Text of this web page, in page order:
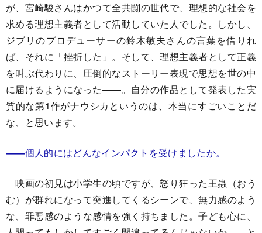
が、宮崎駿さんはかつて全共闘の世代で、理想的な社会を
求める理想主義者として活動していた人でした。しかし、
ジブリのプロデューサーの鈴木敏夫さんの言葉を借りれ
ば、それに「挫折した」。そして、理想主義者として正義
を叫ぶ代わりに、圧倒的なストーリー表現で思想を世の中
に届けるようになった――。自分の作品として発表した実
質的な第1作がナウシカというのは、本当にすごいことだ
な、と思います。
――個人的にはどんなインパクトを受けましたか。
映画の初見は小学生の頃ですが、怒り狂った王蟲（おう
む）が群れになって突進してくるシーンで、無力感のよう
な、罪悪感のような感情を強く持ちました。子ども心に、